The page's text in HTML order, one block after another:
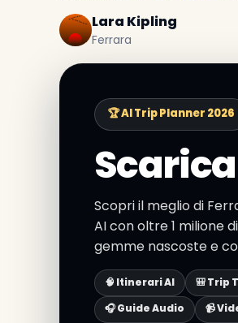
Lara Kipling
Ferrara
🏆 AI Trip Planner 2026
Scopri il meglio di
AI con oltre 1 milione
gemme nascoste e
🧠 Itinerari AI 🎒 Trip
🎧 Guide Audio
📹